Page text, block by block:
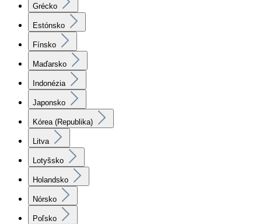
Grécko
Estónsko
Fínsko
Maďarsko
Indonézia
Japonsko
Kórea (Republika)
Litva
Lotyšsko
Holandsko
Nórsko
Poľsko